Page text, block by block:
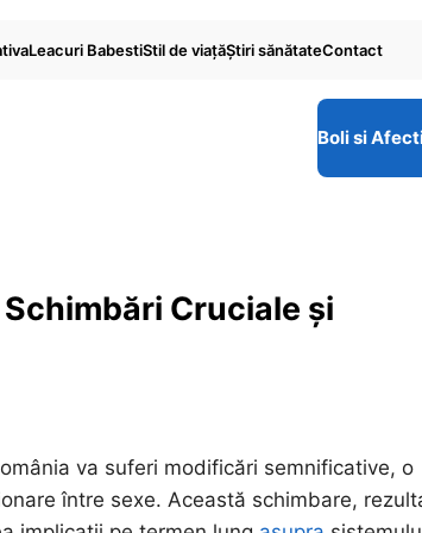
Leacuri BabestiStil de viaţăŞtiri sănătateContact
Boli si
Cruciale și
va suferi modificări semnificative, o
între sexe. Această schimbare,